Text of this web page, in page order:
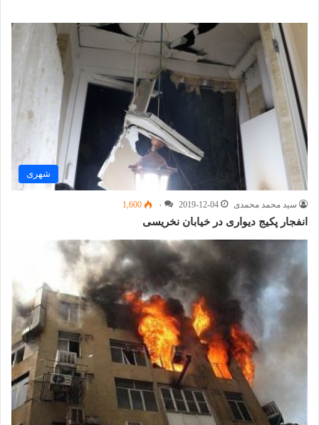
شهری
سید محمد محمدی 2019-12-04 ۰ 1,600
انفجار پکیج دیواری در خیابان نخریسی